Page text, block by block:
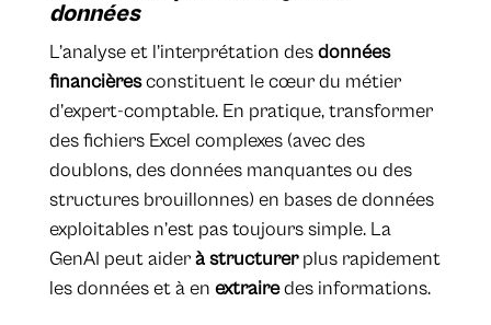
données
L’analyse et l’interprétation desdonnées
financièresconstituent le cœur du métier
d’expert-comptable. En pratique, transformer
des fichiers Excel complexes (avec des
doublons, des données manquantes ou des
structures brouillonnes) en bases de données
exploitables n’est pas toujours simple. La
GenAI peut aiderà structurerplus rapidement
les données et à en extrairedes informations.